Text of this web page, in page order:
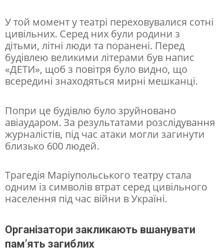
:
у
П
р
а
і
з
і
в
і
о
к
У той момент у театрі переховувалися сотні
цивільних. Серед них були родини з
дітьми, літні люди та поранені. Перед
будівлею великими літерами був напис
«ДЕТИ», щоб з повітря було видно, що
всередині знаходяться мирні мешканці.
Попри це будівлю було зруйновано
авіаударом. За результатами розслідування
журналістів, під час атаки могли загинути
близько 600 людей.
Трагедія Маріупольського театру стала
одним із символів втрат серед цивільного
населення під час війни в Україні.
Організатори закликають вшанувати
пам’ять загиблих